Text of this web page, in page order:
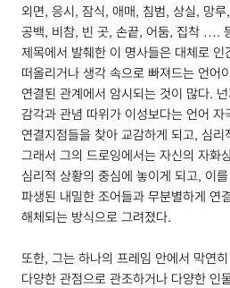
외면, 응시, 잠식, 애매, 침범, 상실, 망
공백, 비참, 빈 곳, 손끝, 어둠, 집착 ….
제목에서 발췌한 이 명사들은 대체로 인
떠올리거나 생각 속으로 빠져드는 언어
연결된 관계에서 암시되는 것이 많다.
감각과 관념 따위가 이성보다는 언어 자
연결지점들을 찾아 교감하게 되고, 심리
그래서 그의 드로잉에서는 자신의 자화
심리적 상황의 중심에 놓이게 되고, 이
파생된 내밀한 조어들과 무분별하게 연
해체되는 방식으로 그려졌다.
또한, 그는 하나의 프레임 안에서 막연
다양한 관점으로 관조하거나 다양한 인